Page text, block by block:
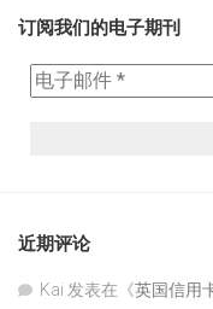
订阅我们的电子期刊
近期评论
Kai 发表在《英国信用